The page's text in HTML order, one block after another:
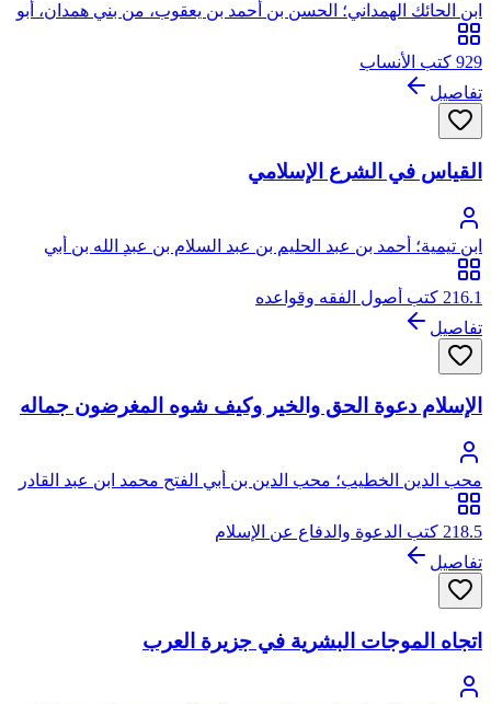
ابن الحائك الهمداني؛ الحسن بن أحمد بن يعقوب، من بني همدان، أبو
محمد
929 كتب الأنساب
تفاصيل
القياس في الشرع الإسلامي
ابن تيمية؛ أحمد بن عبد الحليم بن عبد السلام بن عبد الله بن أبي
القاسم الخضر النميري الحراني الدمشقي الحنبلي، أبو العباس، تقي
الدين ابن تيمية
216.1 كتب أصول الفقه وقواعده
تفاصيل
الإسلام دعوة الحق والخير وكيف شوه المغرضون جماله
محب الدين الخطيب؛ محب الدين بن أبي الفتح محمد ابن عبد القادر
بن صالح الخطيب، يتصل نسبه بعبد القادر الجيلاني الحسني
218.5 كتب الدعوة والدفاع عن الإسلام
تفاصيل
اتجاه الموجات البشرية في جزيرة العرب